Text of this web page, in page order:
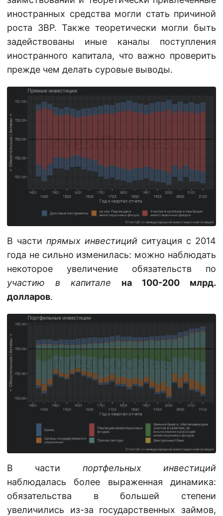
иностранных средства могли стать причиной
роста ЗВР. Также теоретически могли быть
задействованы иные каналы поступления
иностранного капитала, что важно проверить
прежде чем делать суровые выводы.
В части прямых инвестиций ситуация с 2014
года не сильно изменилась: можно наблюдать
некоторое увеличение обязательств по
участию в капитале
на 100-200 млрд.
долларов.
В части портфельных инвестиций
наблюдалась более выраженная динамика:
обязательства в большей степени
увеличились из-за государственных займов,